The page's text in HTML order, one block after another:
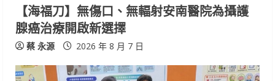
【海福刀】無傷口、無輻射安南醫院為攝護
腺癌治療開啟新選擇
蔡 永源 2026 年 8 月 7 日